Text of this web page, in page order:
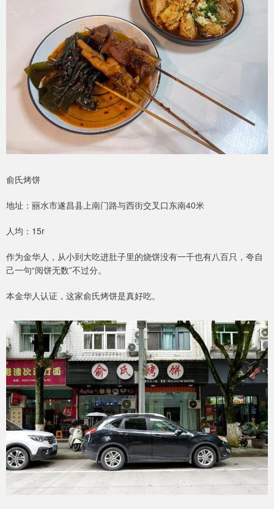
俞氏烤饼
地址：丽水市遂昌县上南门路与西街交叉口东南40米
人均：15r
作为金华人，从小到大吃进肚子里的烧饼没有一千也有八百只，夸自
己一句“阅饼无数”不过分。
本金华人认证，这家俞氏烤饼是真好吃。